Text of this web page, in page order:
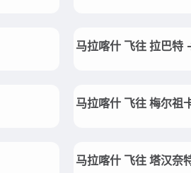
马拉喀什 飞往 拉巴特
马拉喀什 飞往 梅尔祖
马拉喀什 飞往 塔汉奈